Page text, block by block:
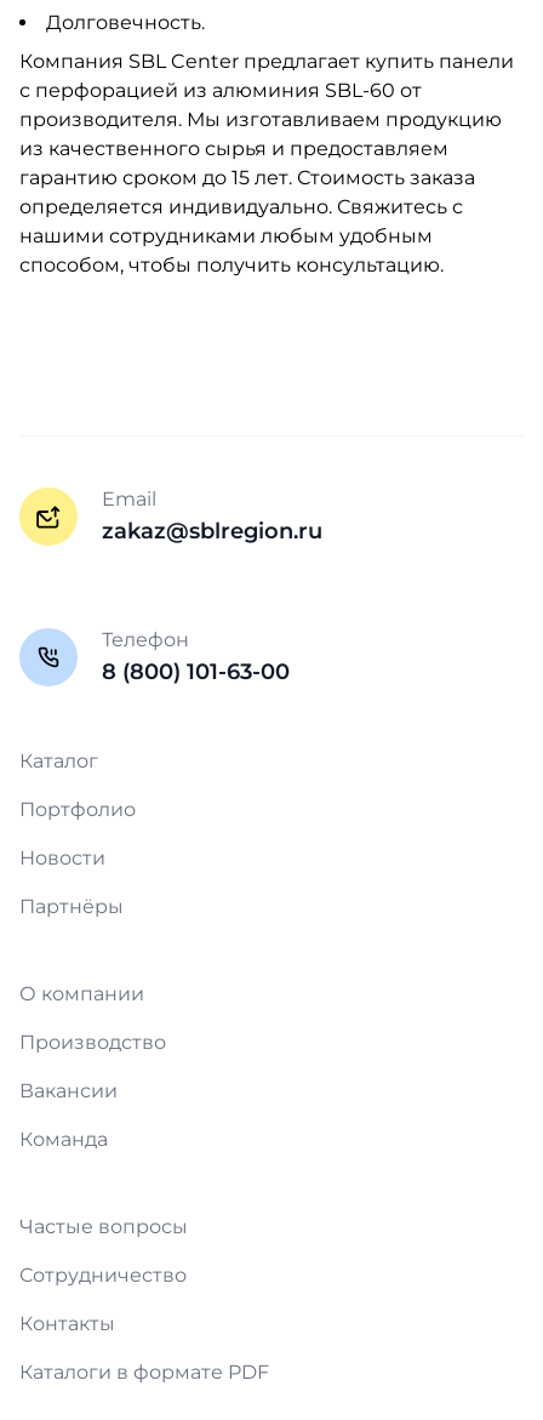
Долговечность.
Компания SBL Center предлагает купить панели
с перфорацией из алюминия SBL-60 от
производителя. Мы изготавливаем продукцию
из качественного сырья и предоставляем
гарантию сроком до 15 лет. Стоимость заказа
определяется индивидуально. Свяжитесь с
нашими сотрудниками любым удобным
способом, чтобы получить консультацию.
Email
zakaz@sblregion.ru
Телефон
8 (800) 101-63-00
Каталог
Портфолио
Новости
Партнёры
О компании
Производство
Вакансии
Команда
Частые вопросы
Сотрудничество
Контакты
Каталоги в формате PDF